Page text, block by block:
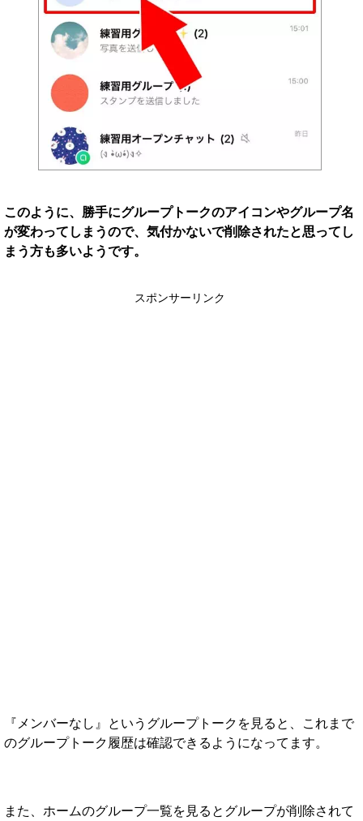
このように、勝手にグループトークのアイコンやグループ名
が変わってしまうので、気付かないで削除されたと思ってし
まう方も多いようです。
スポンサーリンク
『メンバーなし』というグループトークを見ると、これまで
のグループトーク履歴は確認できるようになってます。
また、ホームのグループ一覧を見るとグループが削除されて